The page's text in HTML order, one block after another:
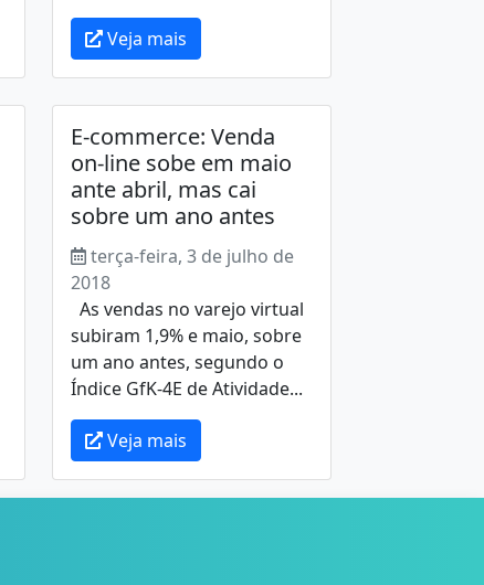
Veja mais
E-commerce: Venda
on-line sobe em maio
ante abril, mas cai
sobre um ano antes
terça-feira, 3 de julho de
2018
As vendas no varejo virtual
subiram 1,9% e maio, sobre
um ano antes, segundo o
Índice GfK-4E de Atividade...
Veja mais